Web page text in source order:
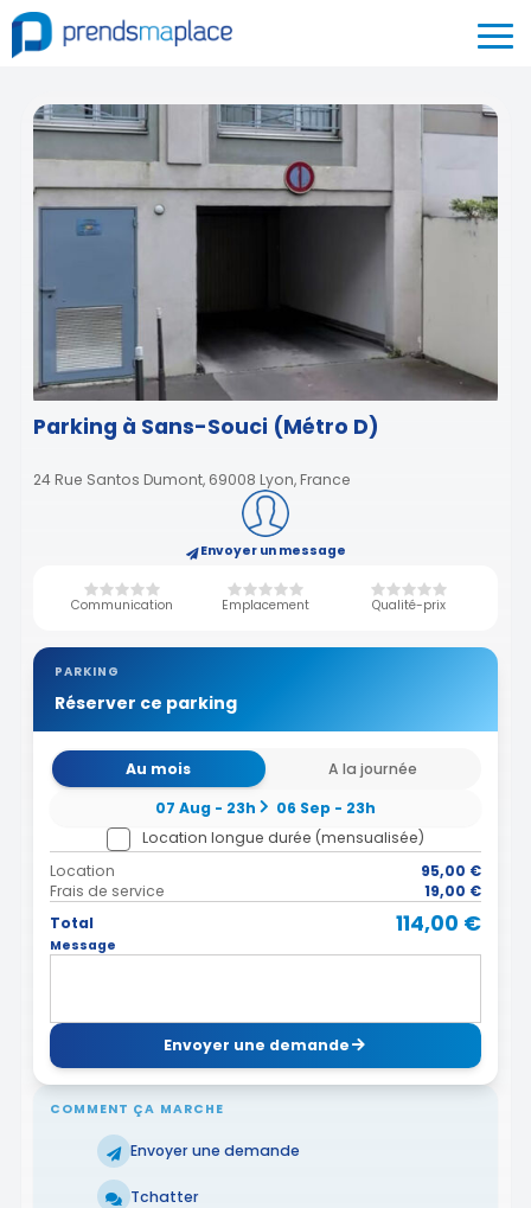
Parking à Sans-Souci (Métro D)
24 Rue Santos Dumont, 69008 Lyon, France
Envoyer un message
Communication Emplacement Qualité-prix
PARKING
Réserver ce parking
Au mois
A la journée
07 Aug - 23h
06 Sep - 23h
Location longue durée (mensualisée)
Location
95,00 €
Frais de service
19,00 €
Total
114,00 €
Message
Envoyer une demande
COMMENT ÇA MARCHE
Envoyer une demande
Tchatter